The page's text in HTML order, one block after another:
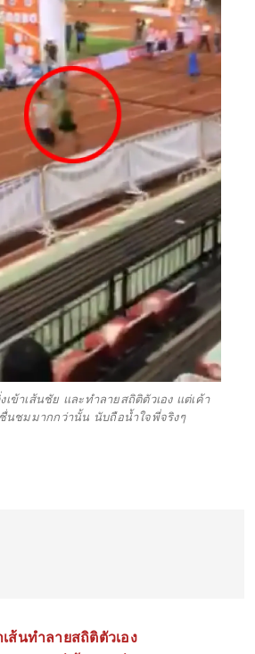
เข้าเส้นชัย และทำลายสถิติตัวเอง แต่เค้า
นชมมากกว่านั้น นับถือน้ำใจพี่จริงๆ
เส้นทำลายสถิติตัวเอง